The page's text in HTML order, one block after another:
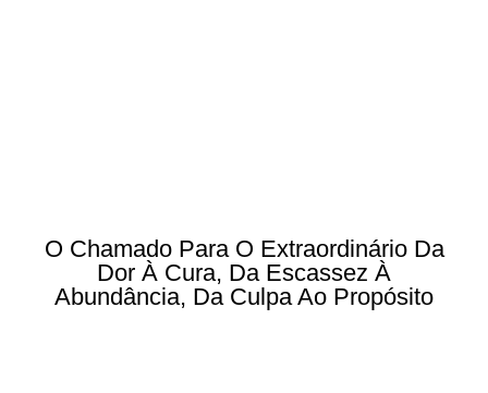
O Chamado Para O Extraordinário Da
Dor À Cura, Da Escassez À
Abundância, Da Culpa Ao Propósito